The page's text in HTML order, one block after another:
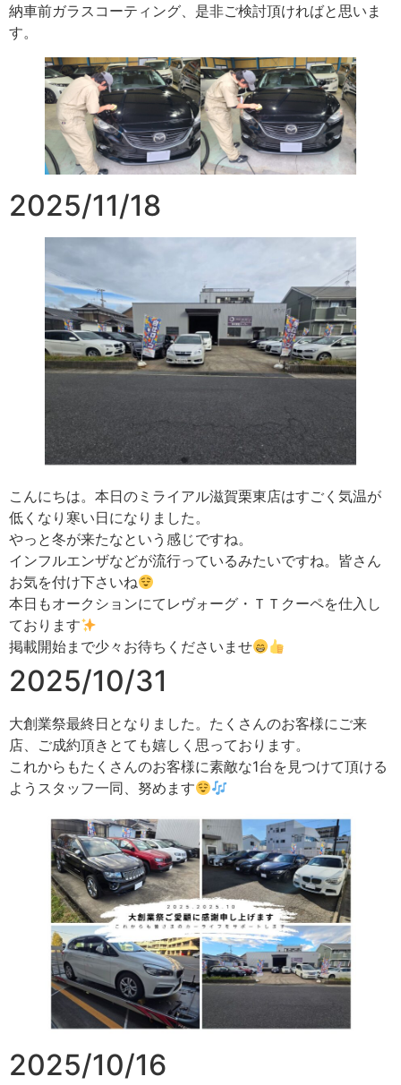
納車前ガラスコーティング、是非ご検討頂ければと思いま
す。
2025/11/18
こんにちは。本日のミライアル滋賀栗東店はすごく気温が
低くなり寒い日になりました。
やっと冬が来たなという感じですね。
インフルエンザなどが流行っているみたいですね。皆さん
お気を付け下さいね
本日もオークションにてレヴォーグ・ＴＴクーペを仕入し
ております
掲載開始まで少々お待ちくださいませ
2025/10/31
大創業祭最終日となりました。たくさんのお客様にご来
店、ご成約頂きとても嬉しく思っております。
これからもたくさんのお客様に素敵な1台を見つけて頂ける
ようスタッフ一同、努めます
2025/10/16